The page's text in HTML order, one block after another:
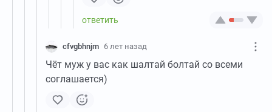
cfvgbhnjm 6 лет назад
Чёт муж у вас как шалтай болтай со всеми
соглашается)